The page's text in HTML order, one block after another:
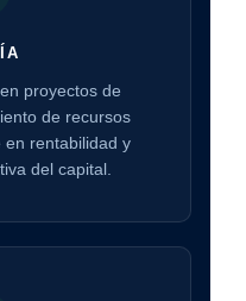
proyectos de
de recursos
en rentabilidad y
del capital.